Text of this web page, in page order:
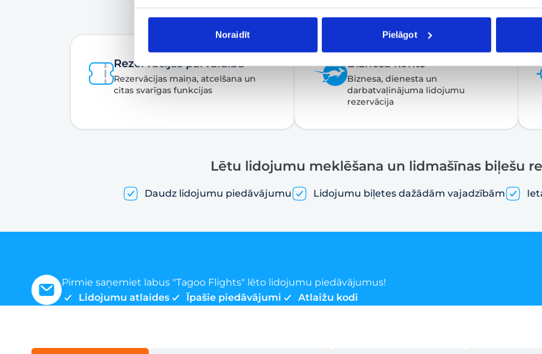
Noraidīt Pielāgot
Rezervācijas pārvaldība
Rezervācijas maiņa, atcelšana un
citas svarīgas funkcijas
Biznesa konts
Biznesa, dienesta un
darbatvaļinājuma lidojumu
rezervācija
Lētu lidojumu meklēšana un lidmašīnas biļešu
Daudz lidojumu piedāvājumu Lidojumu biļetes dažādām vajadzībām
Pirmie saņemiet labus "Tagoo Flights" lēto lidojumu piedāvājumus!
Lidojumu atlaides
Īpašie piedāvājumi Atlaižu kodi